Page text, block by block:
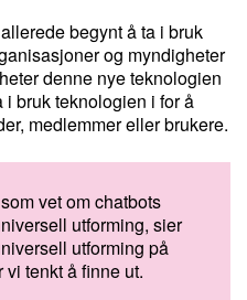
begynt å ta i bruk
og myndigheter
denne nye teknologien
i bruk teknologien i for å
medlemmer eller brukere.
vet om chatbots
utforming, sier
utforming på
vi tenkt å finne ut.